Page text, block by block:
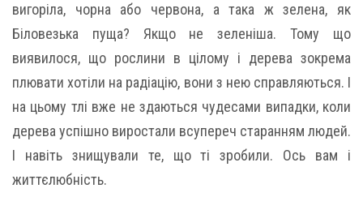
вигоріла, чорна або червона, а така ж зелена, як
Біловезька пуща? Якщо не зеленіша. Тому що
виявилося, що рослини в цілому і дерева зокрема
плювати хотіли на радіацію, вони з нею справляються. І
на цьому тлі вже не здаються чудесами випадки, коли
дерева успішно виростали всупереч старанням людей.
І навіть знищували те, що ті зробили. Ось вам і
життєлюбність.